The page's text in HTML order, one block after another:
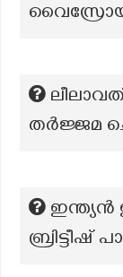
തർജ്ജമ
ബ്രിട്ടീഷ്